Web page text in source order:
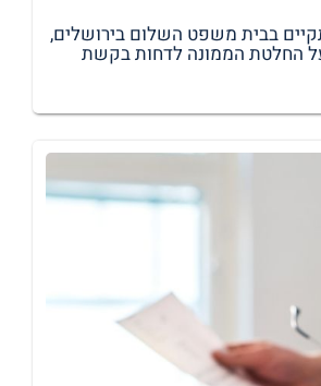
בבית משפט השלום בירושלים,
החלטת הממונה לדחות בקשת